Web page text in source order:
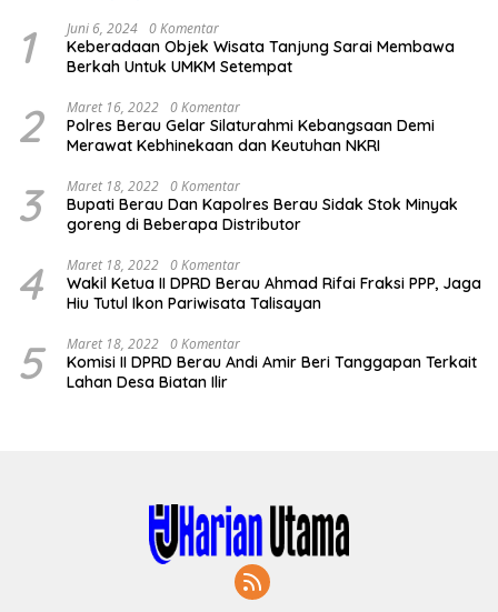
1 Juni 6, 2024 0 Komentar
Keberadaan Objek Wisata Tanjung Sarai Membawa
Berkah Untuk UMKM Setempat
2 Maret 16, 2022 0 Komentar
Polres Berau Gelar Silaturahmi Kebangsaan Demi
Merawat Kebhinekaan dan Keutuhan NKRI
3 Maret 18, 2022 0 Komentar
Bupati Berau Dan Kapolres Berau Sidak Stok Minyak
goreng di Beberapa Distributor
4 Maret 18, 2022 0 Komentar
Wakil Ketua II DPRD Berau Ahmad Rifai Fraksi PPP, Jaga
Hiu Tutul Ikon Pariwisata Talisayan
5 Maret 18, 2022 0 Komentar
Komisi II DPRD Berau Andi Amir Beri Tanggapan Terkait
Lahan Desa Biatan Ilir